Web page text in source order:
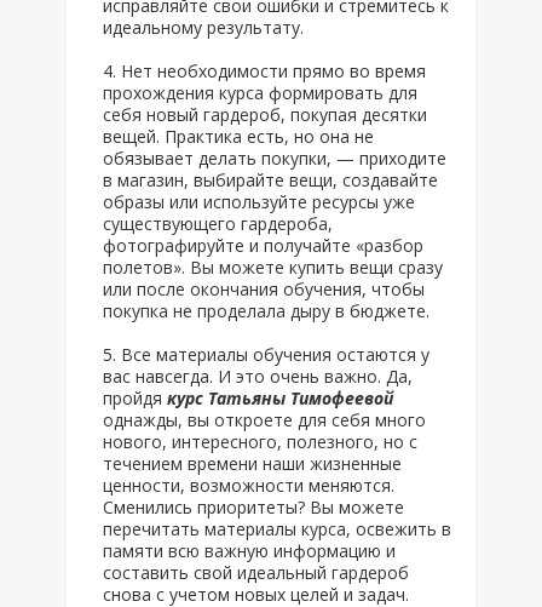
исправляйте свои ошибки и стремитесь к
идеальному результату.
Нет необходимости прямо во время
прохождения курса формировать для
себя новый гардероб, покупая десятки
вещей. Практика есть, но она не
обязывает делать покупки, — приходите
в магазин, выбирайте вещи, создавайте
образы или используйте ресурсы уже
существующего гардероба,
фотографируйте и получайте «разбор
полетов». Вы можете купить вещи сразу
или после окончания обучения, чтобы
покупка не проделала дыру в бюджете.
Все материалы обучения остаются у
вас навсегда. И это очень важно. Да,
пройдя курс Татьяны Тимофеевой
однажды, вы откроете для себя много
нового, интересного, полезного, но с
течением времени наши жизненные
ценности, возможности меняются.
Сменились приоритеты? Вы можете
перечитать материалы курса, освежить в
памяти всю важную информацию и
составить свой идеальный гардероб
снова с учетом новых целей и задач.